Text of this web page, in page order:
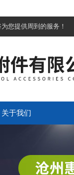
您提供周到的服务！
关于我们